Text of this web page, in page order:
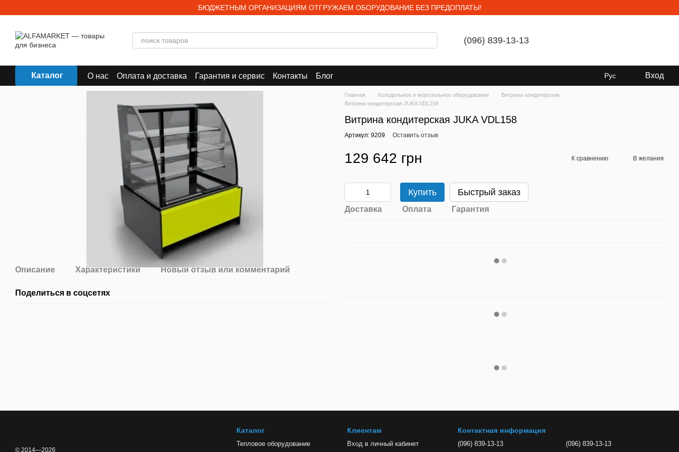
БЮДЖЕТНЫМ ОРГАНИЗАЦИЯМ ОТГРУЖАЕМ ОБОРУДОВАНИЕ БЕЗ ПРЕДОПЛАТЫ!
(096) 839-13-13
Каталог О нас Оплата и доставка Гарантия и сервис Контакты Блог Рус Вход
Описание Характеристики Новый отзыв или комментарий
Поделиться в соцсетях
Главная Холодильное и морозильное оборудование
Витрины кондитерские
Витрина кондитерская JUKA VDL158
Витрина кондитерская JUKA VDL158
Артикул: 9209 Оставить отзыв
129 642 грн К сравнению В желания
Купить Быстрый заказ
Доставка Оплата Гарантия
© 2014—2026
Каталог
Тепловое оборудование
Клиентам
Вход в личный кабинет
Контактная информация
(096) 839-13-13 (096) 839-13-13